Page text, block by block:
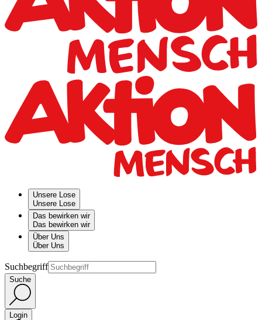
Unsere Lose
Unsere Lose
Das bewirken wir
Das bewirken wir
Über Uns
Über Uns
Suchbegriff
Suche
Login